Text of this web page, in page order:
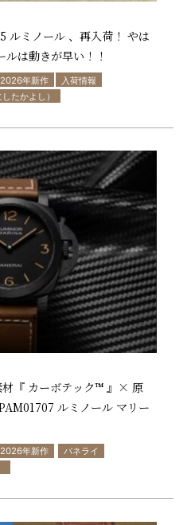
ルミノール 、再入荷！ やは
は動きが早い！！
2026年新作
入荷情報
たかよし）
材『 カーボテック™ 』× 原
ルミノール マリー
2026年新作
パネライ